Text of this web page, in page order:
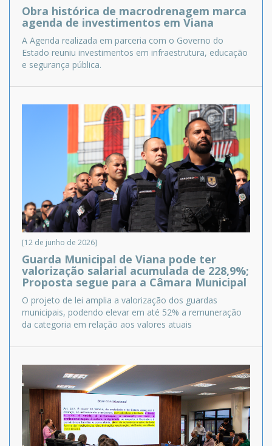
Obra histórica de macrodrenagem marca
agenda de investimentos em Viana
A Agenda realizada em parceria com o Governo do
Estado reuniu investimentos em infraestrutura, educação
e segurança pública.
[12 de junho de 2026]
Guarda Municipal de Viana pode ter
valorização salarial acumulada de 228,9%;
Proposta segue para a Câmara Municipal
O projeto de lei amplia a valorização dos guardas
municipais, podendo elevar em até 52% a remuneração
da categoria em relação aos valores atuais